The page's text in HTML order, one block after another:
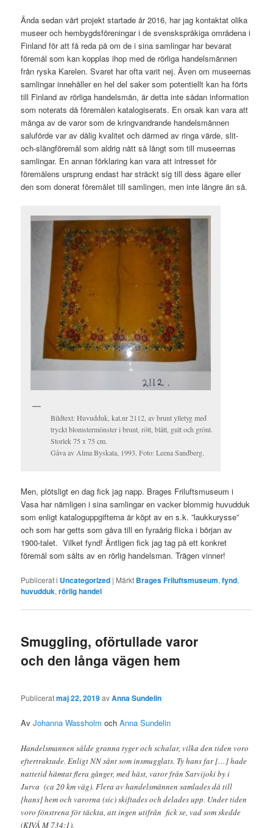
Ända sedan vårt projekt startade år 2016, har jag kontaktat olika
museer och hembygdsföreningar i de svenskspråkiga områdena i
Finland för att få reda på om de i sina samlingar har bevarat
föremål som kan kopplas ihop med de rörliga handelsmännen
från ryska Karelen. Svaret har ofta varit nej. Även om museernas
samlingar innehåller en hel del saker som potentiellt kan ha förts
till Finland av rörliga handelsmän, är detta inte sådan information
som noterats då föremålen katalogiserats. En orsak kan vara att
många av de varor som de kringvandrande handelsmännen
saluförde var av dålig kvalitet och därmed av ringa värde, slit-
och-slängföremål som aldrig nått så långt som till museernas
samlingar. En annan förklaring kan vara att intresset för
föremålens ursprung endast har sträckt sig till dess ägare eller
den som donerat föremålet till samlingen, men inte längre än så.
Bildtext: Huvudduk, kat.nr 2112, av brunt ylletyg med
tryckt blomstermönster i brunt, rött, blått, gult och grönt.
Storlek 75 x 75 cm.
Gåva av Alma Byskata, 1993. Foto: Leena Sandberg.
Men, plötsligt en dag fick jag napp. Brages Friluftsmuseum i
Vasa har nämligen i sina samlingar en vacker blommig huvudduk
som enligt kataloguppgifterna är köpt av en s.k. ”laukkurysse”
och som har getts som gåva till en fyraårig flicka i början av
1900-talet. Vilket fynd! Äntligen fick jag tag på ett konkret
föremål som sålts av en rörlig handelsman. Trägen vinner!
Publicerat i Uncategorized | Märkt Brages Friluftsmuseum,fynd,
huvudduk,rörlig handel
Smuggling, oförtullade varor
och den långa vägen hem
Publiceratmaj 22, 2019avAnna Sundelin
AvJohanna Wassholm ochAnna Sundelin
Handelsmannen sålde granna tyger och schalar, vilka den tiden voro
eftertraktade. Enligt NN sånt som insmugglats. Ty hans far […] hade
nattetid hämtat flera gånger, med häst, varor från Sarvijoki by i
Jurva (ca 20 km väg). Flera av handelsmännen samlades då till
[hans] hem och varorna (sic) skiftades och delades upp. Under tiden
voro fönstrena för täckta, att ingen utifrån fick se, vad som skedde
(KIVÅ M 734:1).